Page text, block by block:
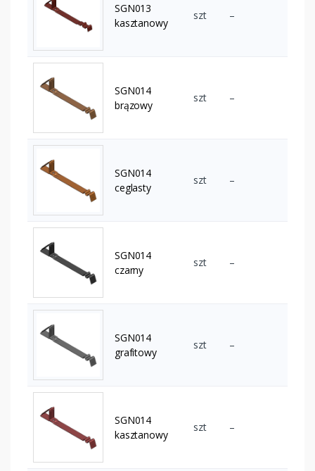
SGN013
kasztanowy
szt –
SGN014
brązowy
szt –
SGN014
ceglasty
szt –
SGN014
czarny
szt –
SGN014
grafitowy
szt –
SGN014
kasztanowy
szt –